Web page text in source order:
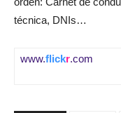
técnica, DNIs…
www.flickr.com